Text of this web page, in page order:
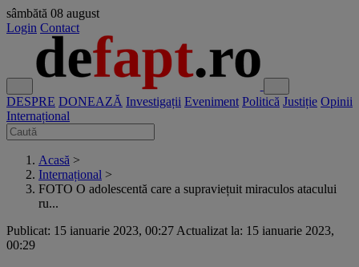
sâmbătă 08 august
Login Contact
DESPRE DONEAZĂ Investigații Eveniment Politică Justiție Opinii
Internațional
Acasă >
Internațional >
FOTO O adolescentă care a supraviețuit miraculos atacului
ru...
Publicat: 15 ianuarie 2023, 00:27 Actualizat la: 15 ianuarie 2023,
00:29